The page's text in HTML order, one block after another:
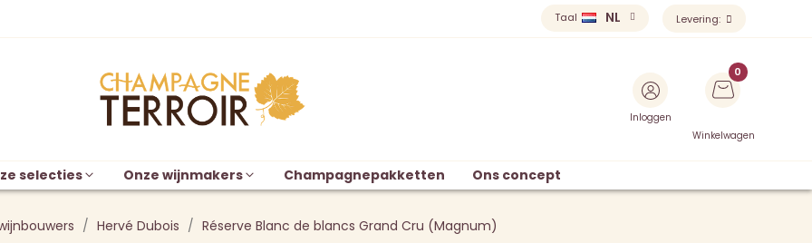
Taal NL Levering:
Inloggen
Winkelwagen
selecties Onze wijnmakers Champagnepakketten Ons concept
Hervé Dubois Réserve Blanc de blancs Grand Cru (Magnum)